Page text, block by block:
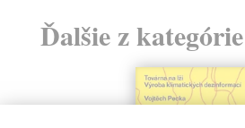
Ďalšie z